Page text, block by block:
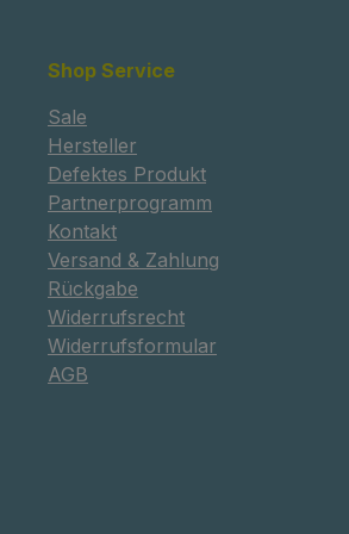
Shop Service
Sale
Hersteller
Defektes Produkt
Partnerprogramm
Kontakt
Versand & Zahlung
Rückgabe
Widerrufsrecht
Widerrufsformular
AGB